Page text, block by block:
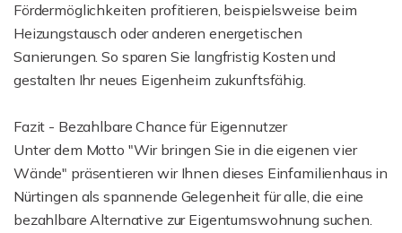
Fördermöglichkeiten profitieren, beispielsweise beim
Heizungstausch oder anderen energetischen
Sanierungen. So sparen Sie langfristig Kosten und
gestalten Ihr neues Eigenheim zukunftsfähig.
Fazit - Bezahlbare Chance für Eigennutzer
Unter dem Motto "Wir bringen Sie in die eigenen vier
Wände" präsentieren wir Ihnen dieses Einfamilienhaus in
Nürtingen als spannende Gelegenheit für alle, die eine
bezahlbare Alternative zur Eigentumswohnung suchen.